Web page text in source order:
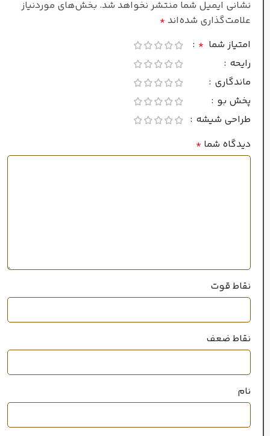
ماندگاری
بسیار طولانی
خانواده رایحه
نشانی ایمیل شما منتشر نخواهد شد. بخش‌های موردنیاز
علامت‌گذاری شده‌اند *
امتیاز شما *
رایحه
ماندگاری
پخش بو
طراحی شیشه
دیدگاه شما *
نقاط قوت
نقاط ضعف
نام